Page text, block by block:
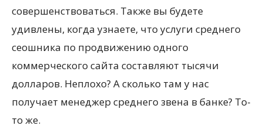
совершенствоваться. Также вы будете
удивлены, когда узнаете, что услуги среднего
сеошника по продвижению одного
коммерческого сайта составляют тысячи
долларов. Неплохо? А сколько там у нас
получает менеджер среднего звена в банке? То-
то же.